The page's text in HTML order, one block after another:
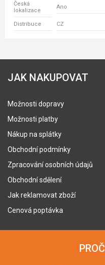
Česká
lokalizace
Ano
Distribuce CZ
JAK NAKUPOVAT
Možnosti dopravy
Možnosti platby
Nákup na splátky
Obchodní podmínky
Zpracování osobních údajů
Obchodní sdělení
Jak reklamovat zboží
Cenová poptávka